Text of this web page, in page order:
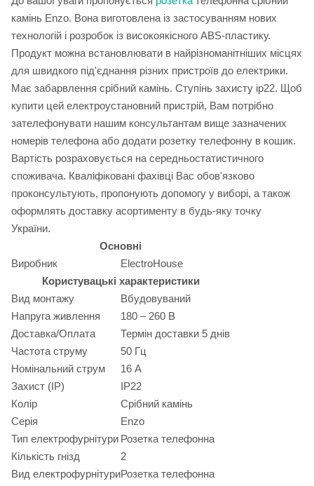
камінь Enzo. Вона виготовлена із застосуванням нових
технологій і розробок із високоякісного ABS-пластику.
Продукт можна встановлювати в найрізноманітніших місцях
для швидкого під'єднання різних пристроїв до електрики.
Має забарвлення срібний камінь. Ступінь захисту ip22. Щоб
купити цей електроустановний пристрій, Вам потрібно
зателефонувати нашим консультантам вище зазначених
номерів телефона або додати розетку телефонну в кошик.
Вартість розраховується на середньостатистичного
споживача. Кваліфіковані фахівці Вас обов'язково
проконсультують, пропонують допомогу у виборі, а також
оформлять доставку асортименту в будь-яку точку
України.
Основні
Виробник
ElectroHouse
Користувацькі характеристики
Вид монтажу
Вбудовуваний
Напруга живлення
180 – 260 В
Доставка/Оплата
Термін доставки 5 днів
Частота струму
50 Гц
Номінальний струм
16 А
Захист (IP)
IP22
Колір
Срібний камінь
Серія
Enzo
Тип електрофурнітури Розетка телефонна
Кількість гнізд
2
Вид електрофурнітуриРозетка телефонна